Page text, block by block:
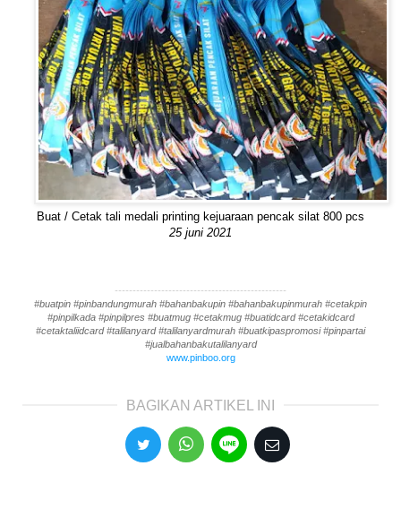
Buat / Cetak tali medali printing kejuaraan pencak silat 800 pcs
25 juni 2021
------------------------------------------------
#buatpin #pinbandungmurah #bahanbakupin #bahanbakupinmurah #cetakpin
#pinpilkada #pinpilpres #buatmug #cetakmug #buatidcard #cetakidcard
#cetaktaliidcard #talilanyard #talilanyardmurah #buatkipaspromosi #pinpartai
#jualbahanbakutalilanyard
www.pinboo.org
BAGIKAN ARTIKEL INI